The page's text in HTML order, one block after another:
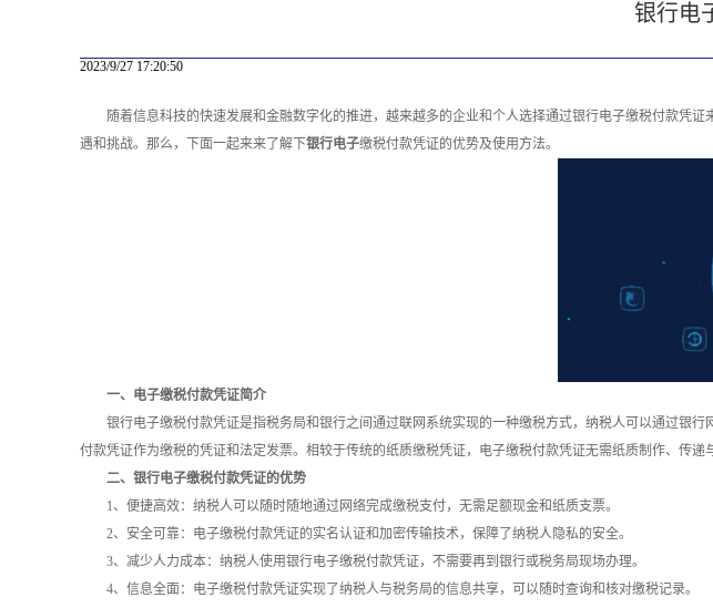
银行电
2023/9/27 17:20:50
随着信息科技的快速发展和金融数字化的推进，越来越多的企业和个人选择通过银行电子缴税付款凭
遇和挑战。那么，下面一起来来了解下银行电子缴税付款凭证的优势及使用方法。
一、电子缴税付款凭证简介
银行电子缴税付款凭证是指税务局和银行之间通过联网系统实现的一种缴税方式，纳税人可以通过银
付款凭证作为缴税的凭证和法定发票。相较于传统的纸质缴税凭证，电子缴税付款凭证无需纸质制作、传递
二、银行电子缴税付款凭证的优势
1、便捷高效：纳税人可以随时随地通过网络完成缴税支付，无需足额现金和纸质支票。
2、安全可靠：电子缴税付款凭证的实名认证和加密传输技术，保障了纳税人隐私的安全。
3、减少人力成本：纳税人使用银行电子缴税付款凭证，不需要再到银行或税务局现场办理。
4、信息全面：电子缴税付款凭证实现了纳税人与税务局的信息共享，可以随时查询和核对缴税记录。